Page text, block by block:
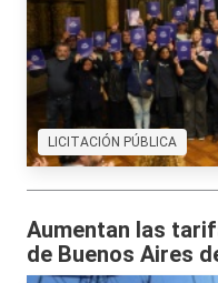
LICITACIÓN PÚBLICA
Aumentan las
de Buenos Aires